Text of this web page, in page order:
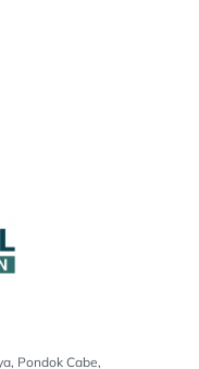
Pondok Cabe,